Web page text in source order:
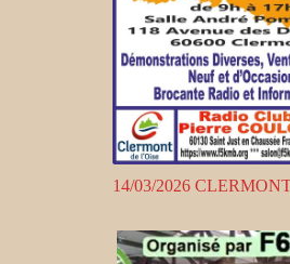
14/03/2026